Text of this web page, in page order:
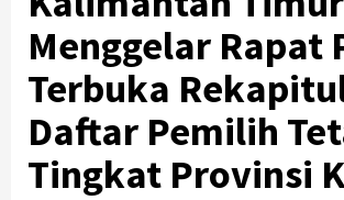
Menggelar Rapat
Terbuka
Daftar Pemilih
Tingkat Provinsi